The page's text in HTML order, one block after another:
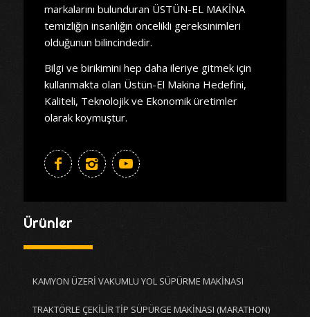
markalarını bulunduran ÜSTÜN-EL MAKİNA
temizliğin insanlığın öncelikli gereksinimleri
olduğunun bilincindedir.
Bilgi ve birikimini hep daha ileriye gitmek için
kullanmakta olan Üstün-El Makina Hedefini,
Kaliteli, Teknolojik ve Ekonomik üretimler
olarak koymuştur.
Ürünler
KAMYON ÜZERİ VAKUMLU YOL SÜPÜRME MAKİNASI
TRAKTÖRLE ÇEKİLİR TİP SÜPÜRGE MAKİNASI (MARATHON)